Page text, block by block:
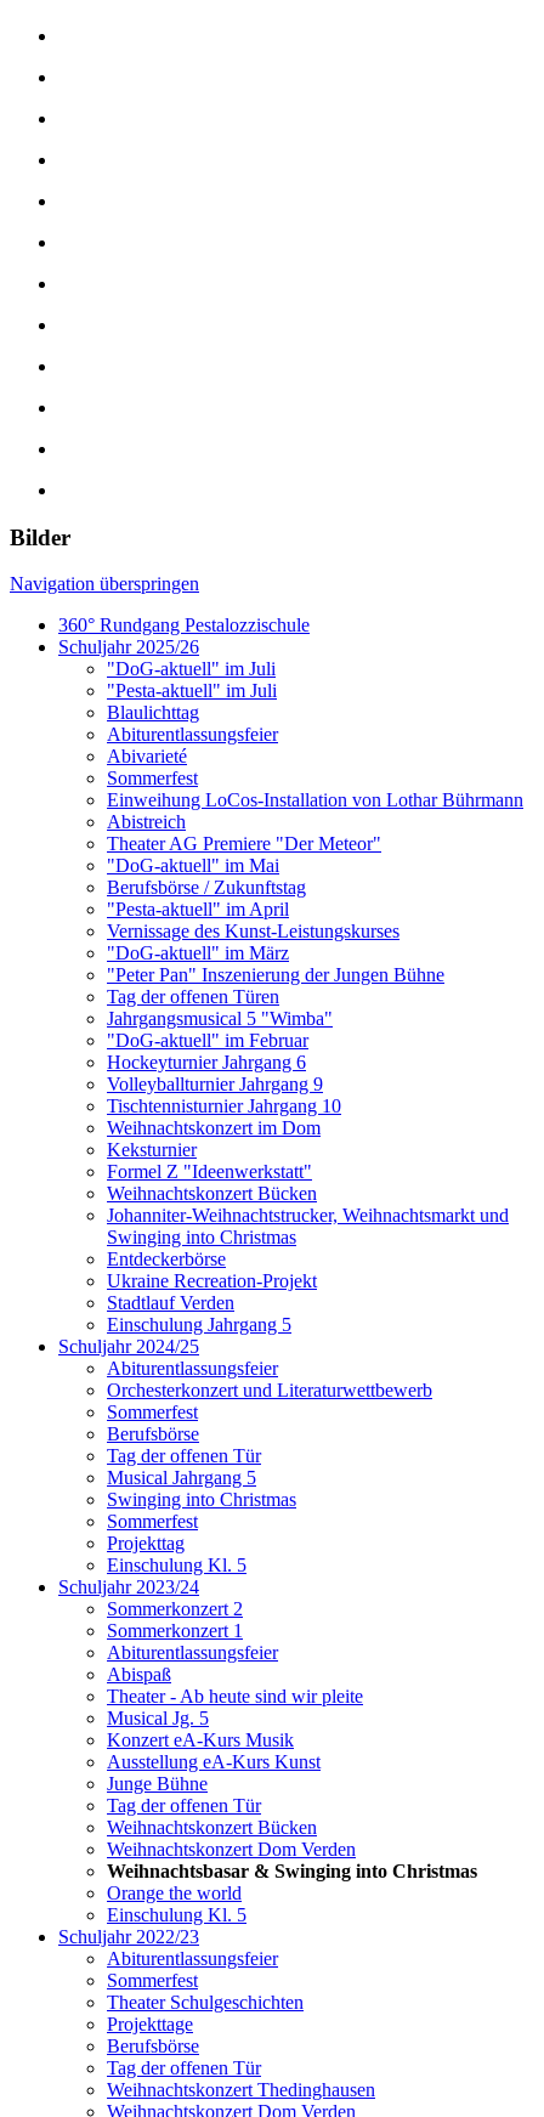
Bilder
Navigation überspringen
360° Rundgang Pestalozzischule
Schuljahr 2025/26
"DoG-aktuell" im Juli
"Pesta-aktuell" im Juli
Blaulichttag
Abiturentlassungsfeier
Abivarieté
Sommerfest
Einweihung LoCos-Installation von Lothar Bührmann
Abistreich
Theater AG Premiere "Der Meteor"
"DoG-aktuell" im Mai
Berufsbörse / Zukunftstag
"Pesta-aktuell" im April
Vernissage des Kunst-Leistungskurses
"DoG-aktuell" im März
"Peter Pan" Inszenierung der Jungen Bühne
Tag der offenen Türen
Jahrgangsmusical 5 "Wimba"
"DoG-aktuell" im Februar
Hockeyturnier Jahrgang 6
Volleyballturnier Jahrgang 9
Tischtennisturnier Jahrgang 10
Weihnachtskonzert im Dom
Keksturnier
Formel Z "Ideenwerkstatt"
Weihnachtskonzert Bücken
Johanniter-Weihnachtstrucker, Weihnachtsmarkt und
Swinging into Christmas
Entdeckerbörse
Ukraine Recreation-Projekt
Stadtlauf Verden
Einschulung Jahrgang 5
Schuljahr 2024/25
Abiturentlassungsfeier
Orchesterkonzert und Literaturwettbewerb
Sommerfest
Berufsbörse
Tag der offenen Tür
Musical Jahrgang 5
Swinging into Christmas
Sommerfest
Projekttag
Einschulung Kl. 5
Schuljahr 2023/24
Sommerkonzert 2
Sommerkonzert 1
Abiturentlassungsfeier
Abispaß
Theater - Ab heute sind wir pleite
Musical Jg. 5
Konzert eA-Kurs Musik
Ausstellung eA-Kurs Kunst
Junge Bühne
Tag der offenen Tür
Weihnachtskonzert Bücken
Weihnachtskonzert Dom Verden
Weihnachtsbasar & Swinging into Christmas
Orange the world
Einschulung Kl. 5
Schuljahr 2022/23
Abiturentlassungsfeier
Sommerfest
Theater Schulgeschichten
Projekttage
Berufsbörse
Tag der offenen Tür
Weihnachtskonzert Thedinghausen
Weihnachtskonzert Dom Verden